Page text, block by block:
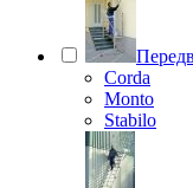
Corda
Monto
Stabilo